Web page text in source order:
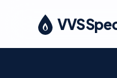
VVS